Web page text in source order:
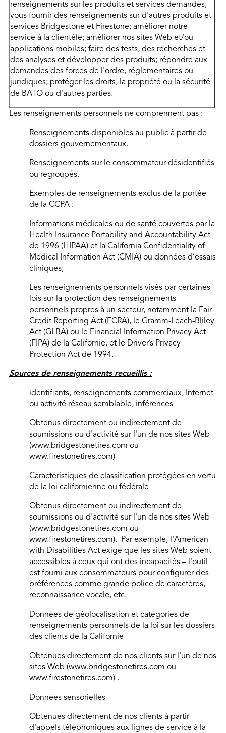
renseignements sur les produits et services demandés;
vous fournir des renseignements sur d'autres produits et
services Bridgestone et Firestone; améliorer notre
service à la clientèle; améliorer nos sites Web et/ou
applications mobiles; faire des tests, des recherches et
des analyses et développer des produits; répondre aux
demandes des forces de l'ordre, réglementaires ou
juridiques; protéger les droits, la propriété ou la sécurité
de BATO ou d'autres parties.
Les renseignements personnels ne comprennent pas :
Renseignements disponibles au public à partir de
dossiers gouvernementaux.
Renseignements sur le consommateur désidentifiés
ou regroupés.
Exemples de renseignements exclus de la portée
de la CCPA :
Informations médicales ou de santé couvertes par la
Health Insurance Portability and Accountability Act
de 1996 (HIPAA) et la California Confidentiality of
Medical Information Act (CMIA) ou données d’essais
cliniques;
Les renseignements personnels visés par certaines
lois sur la protection des renseignements
personnels propres à un secteur, notamment la Fair
Credit Reporting Act (FCRA), le Gramm-Leach-Bliley
Act (GLBA) ou le Financial Information Privacy Act
(FIPA) de la Californie, et le Driver’s Privacy
Protection Act de 1994.
Sources de renseignements recueillis :
identifiants, renseignements commerciaux, Internet
ou activité réseau semblable, inférences
Obtenus directement ou indirectement de
soumissions ou d'activité sur l'un de nos sites Web
(www.bridgestonetires.com ou
www.firestonetires.com)
Caractéristiques de classification protégées en vertu
de la loi californienne ou fédérale
Obtenus directement ou indirectement de
soumissions ou d'activité sur l'un de nos sites Web
(www.bridgestonetires.com ou
www.firestonetires.com). Par exemple, l'American
with Disabilities Act exige que les sites Web soient
accessibles à ceux qui ont des incapacités – l'outil
est fourni aux consommateurs pour configurer des
préférences comme grande police de caractères,
reconnaissance vocale, etc.
Données de géolocalisation et catégories de
renseignements personnels de la loi sur les dossiers
des clients de la Californie
Obtenues directement de nos clients sur l'un de nos
sites Web (www.bridgestonetires.com ou
www.firestonetires.com) .
Données sensorielles
Obtenues directement de nos clients à partir
d'appels téléphoniques aux lignes de service à la